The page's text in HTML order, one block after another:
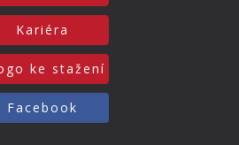
Kariéra
ke stažení
Facebook